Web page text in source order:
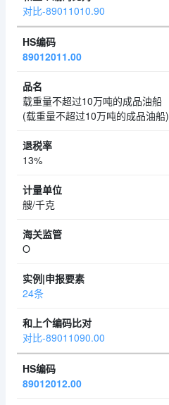
对比-89011010.90
89012011.00
载重量不超过10万吨的成品油船
(载重量不超过10万吨的成品油船)
13%
艘/千克
O
24条
对比-89011090.00
89012012.00